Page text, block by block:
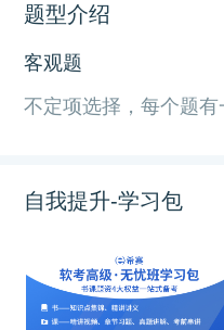
题型介绍
客观题
不定项选择，每个题有
自我提升-学习包